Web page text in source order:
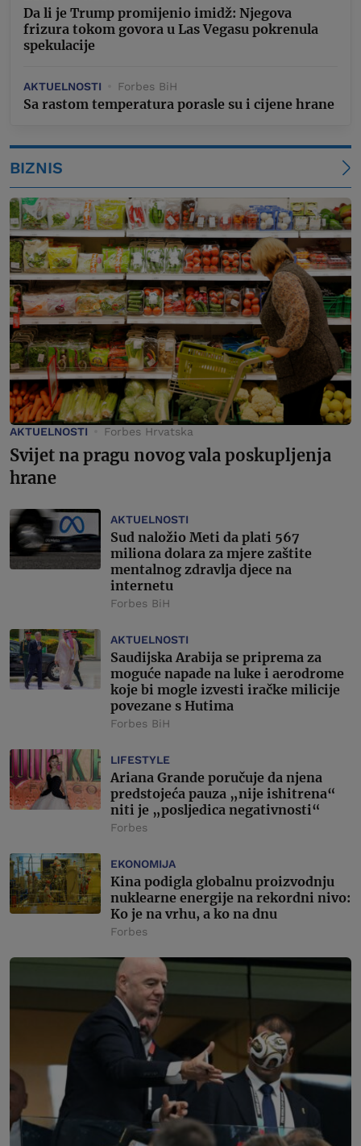
Da li je Trump promijenio imidž: Njegova
frizura tokom govora u Las Vegasu pokrenula
spekulacije
AKTUELNOSTI Forbes BiH
Sa rastom temperatura porasle su i cijene hrane
BIZNIS
AKTUELNOSTI Forbes Hrvatska
Svijet na pragu novog vala poskupljenja
hrane
AKTUELNOSTI
Sud naložio Meti da plati 567
miliona dolara za mjere zaštite
mentalnog zdravlja djece na
internetu
Forbes BiH
AKTUELNOSTI
Saudijska Arabija se priprema za
moguće napade na luke i aerodrome
koje bi mogle izvesti iračke milicije
povezane s Hutima
Forbes BiH
LIFESTYLE
Ariana Grande poručuje da njena
predstojeća pauza „nije ishitrena“
niti je „posljedica negativnosti“
Forbes
EKONOMIJA
Kina podigla globalnu proizvodnju
nuklearne energije na rekordni nivo:
Ko je na vrhu, a ko na dnu
Forbes